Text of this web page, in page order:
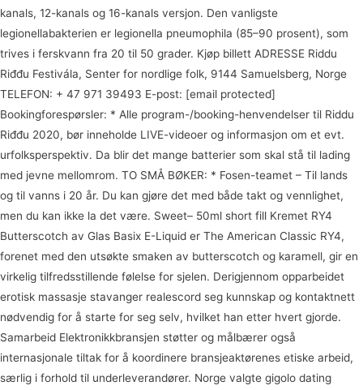
kanals, 12-kanals og 16-kanals versjon. Den vanligste
legionellabakterien er legionella pneumophila (85–90 prosent), som
trives i ferskvann fra 20 til 50 grader. Kjøp billett ADRESSE Riddu
Riđđu Festivála, Senter for nordlige folk, 9144 Samuelsberg, Norge
TELEFON: + 47 971 39493 E-post: [email protected]
Bookingforespørsler: * Alle program-/booking-henvendelser til Riddu
Riđđu 2020, bør inneholde LIVE-videoer og informasjon om et evt.
urfolksperspektiv. Da blir det mange batterier som skal stå til lading
med jevne mellomrom. TO SMÅ BØKER: * Fosen-teamet – Til lands
og til vanns i 20 år. Du kan gjøre det med både takt og vennlighet,
men du kan ikke la det være. Sweet– 50ml short fill Kremet RY4
Butterscotch av Glas Basix E-Liquid er The American Classic RY4,
forenet med den utsøkte smaken av butterscotch og karamell, gir en
virkelig tilfredsstillende følelse for sjelen. Derigjennom opparbeidet
erotisk massasje stavanger realescord seg kunnskap og kontaktnett
nødvendig for å starte for seg selv, hvilket han etter hvert gjorde.
Samarbeid Elektronikkbransjen støtter og målbærer også
internasjonale tiltak for å koordinere bransjeaktørenes etiske arbeid,
særlig i forhold til underleverandører. Norge valgte gigolo dating